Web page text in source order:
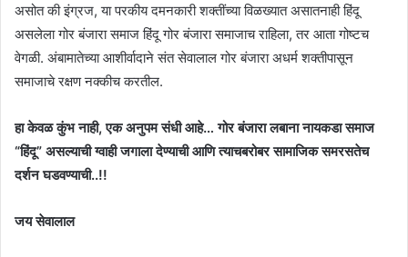
असोत की इंग्रज, या परकीय दमनकारी शक्तींच्या विळख्यात असातनाही हिंदू
असलेला गोर बंजारा समाज हिंदू गोर बंजारा समाजाच राहिला, तर आता गोष्टच
वेगळी. अंबामातेच्या आशीर्वादाने संत सेवालाल गोर बंजारा अधर्म शक्तीपासून
समाजाचे रक्षण नक्कीच करतील.
हा केवळ कुंभ नाही, एक अनुपम संधी आहे… गोर बंजारा लबाना नायकडा समाज
“हिंदू” असल्याची ग्वाही जगाला देण्याची आणि त्याचबरोबर सामाजिक समरसतेच
दर्शन घडवण्याची..!!
जय सेवालाल